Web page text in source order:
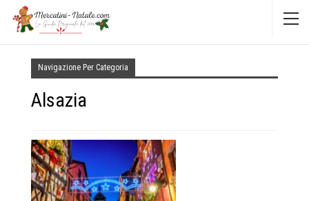
Navigazione Per Categoria
Alsazia